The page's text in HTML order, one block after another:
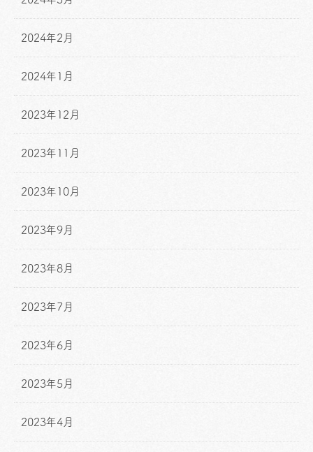
2024年2月
2024年1月
2023年12月
2023年11月
2023年10月
2023年9月
2023年8月
2023年7月
2023年6月
2023年5月
2023年4月